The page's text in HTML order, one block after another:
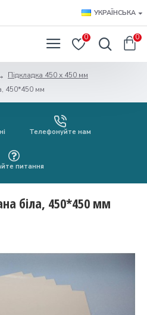
УКРАЇНСЬКА
0 0
Підкладка 450 х 450 мм
450*450 мм
Телефонуйте нам
питання
біла, 450*450 мм